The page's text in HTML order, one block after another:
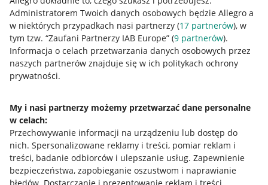
Administratorem Twoich danych osobowych będzie Allegro a
w niektórych przypadkach nasi partnerzy (17 partnerów), w
tym tzw. “Zaufani Partnerzy IAB Europe” (9 partnerów).
Informacja o celach przetwarzania danych osobowych przez
naszych partnerów znajduje się w ich politykach ochrony
prywatności.
My i nasi partnerzy możemy przetwarzać dane personalne
w celach:
Przechowywanie informacji na urządzeniu lub dostęp do
nich. Spersonalizowane reklamy i treści, pomiar reklam i
treści, badanie odbiorców i ulepszanie usług. Zapewnienie
bezpieczeństwa, zapobieganie oszustwom i naprawianie
Przydatne informacje
Jak to działa
Allegro Gadane dla sprzedających
Allegro Gadane dla kupujących
Mapa miejscowości